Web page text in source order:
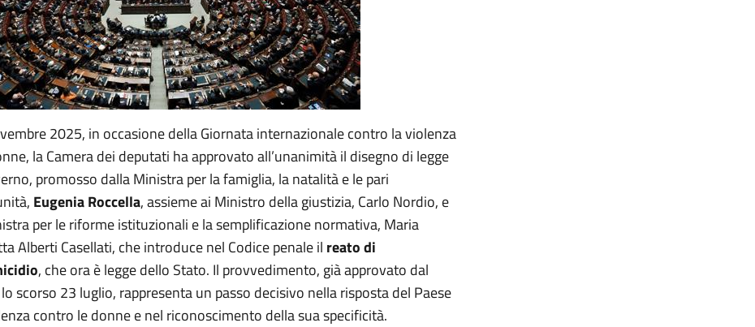
2025, in occasione della Giornata internazionale contro la violenza
la Camera dei deputati ha approvato all’unanimità il disegno di legge
promosso dalla Ministra per la famiglia, la natalità e le pari
Eugenia Roccella, assieme ai Ministro della giustizia, Carlo Nordio, e
per le riforme istituzionali e la semplificazione normativa, Maria
Alberti Casellati, che introduce nel Codice penale il reato di
, che ora è legge dello Stato. Il provvedimento, già approvato dal
scorso 23 luglio, rappresenta un passo decisivo nella risposta del Paese
contro le donne e nel riconoscimento della sua specificità.